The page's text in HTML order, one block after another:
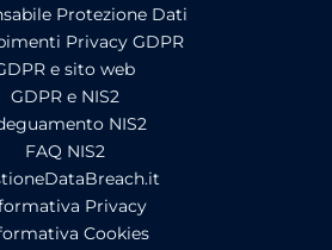
Protezione Dati
Privacy GDPR
e sito web
GDPR e NIS2
NIS2
FAQ NIS2
Privacy
Cookies